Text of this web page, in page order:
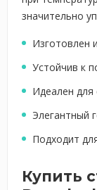
значительно
Изготовлен
Устойчив к
Идеален для
Элегантный
Подходит
Купить